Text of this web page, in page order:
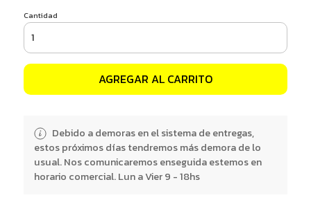
Cantidad
AGREGAR AL CARRITO
Debido a demoras en el sistema de entregas,
estos próximos días tendremos más demora de lo
usual. Nos comunicaremos enseguida estemos en
horario comercial. Lun a Vier 9 - 18hs